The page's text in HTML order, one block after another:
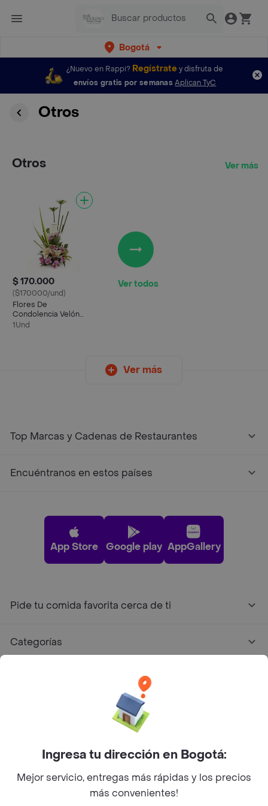
Bogotá
¿Nuevo en Rappi? Regístratey disfruta de
envíos gratis por semanas Aplican TyC
Otros
Otros Ver más
$ 170.000
($170000/und)
Flores De
Condolencia Velón
Armonia
1Und
Ver todos
Ver más
Top Marcas y Cadenas de Restaurantes
Encuéntranos en estos países
App Store Google play AppGallery
Pide tu comida favorita cerca de ti
Categorías
Facebook
Twitter
Instagram
©2026Rappi Inc. All rights reserved.
Ingresa tu dirección en Bogotá:
Mejor servicio, entregas más rápidas y los precios
más convenientes!